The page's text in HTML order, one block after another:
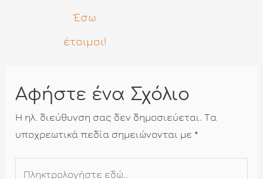
Έσω
έτοιμοι!
Αφήστε ένα Σχόλιο
Η ηλ. διεύθυνση σας δεν δημοσιεύεται. Τα
υποχρεωτικά πεδία σημειώνονται με *